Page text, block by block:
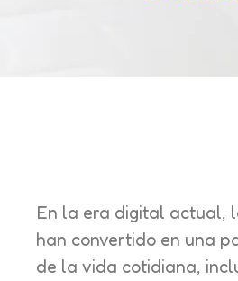
En la era digital actual,
han convertido en una
de la vida cotidiana,